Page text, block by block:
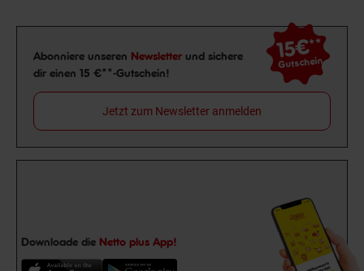
Newsletter Anmeldung
Abonniere unseren Newsletter und sichere
dir einen 15 €**-Gutschein!
15€**
Gutschein
Jetzt zum Newsletter anmelden
Downloade die Netto plus App!